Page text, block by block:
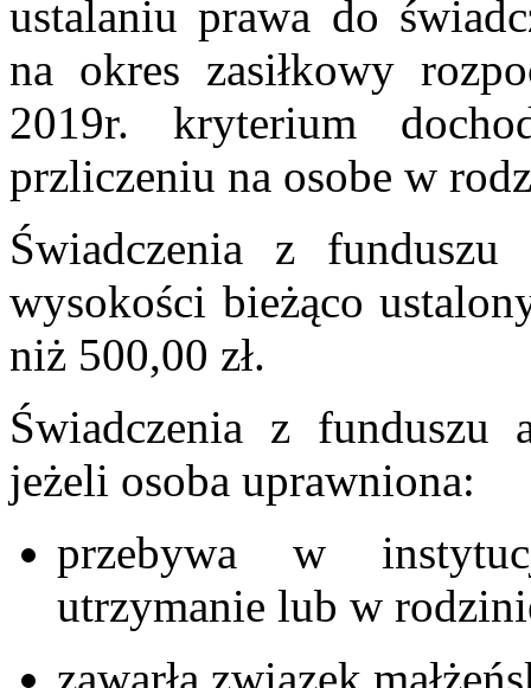
ustalaniu prawa do
na okres zasiłkowy
2019r. kryterium
przliczeniu na osobe w
Świadczenia z funduszu
wysokości bieżąco
niż 500,00 zł.
Świadczenia z funduszu
jeżeli osoba uprawniona:
przebywa w
utrzymanie lub w
zawarła związek